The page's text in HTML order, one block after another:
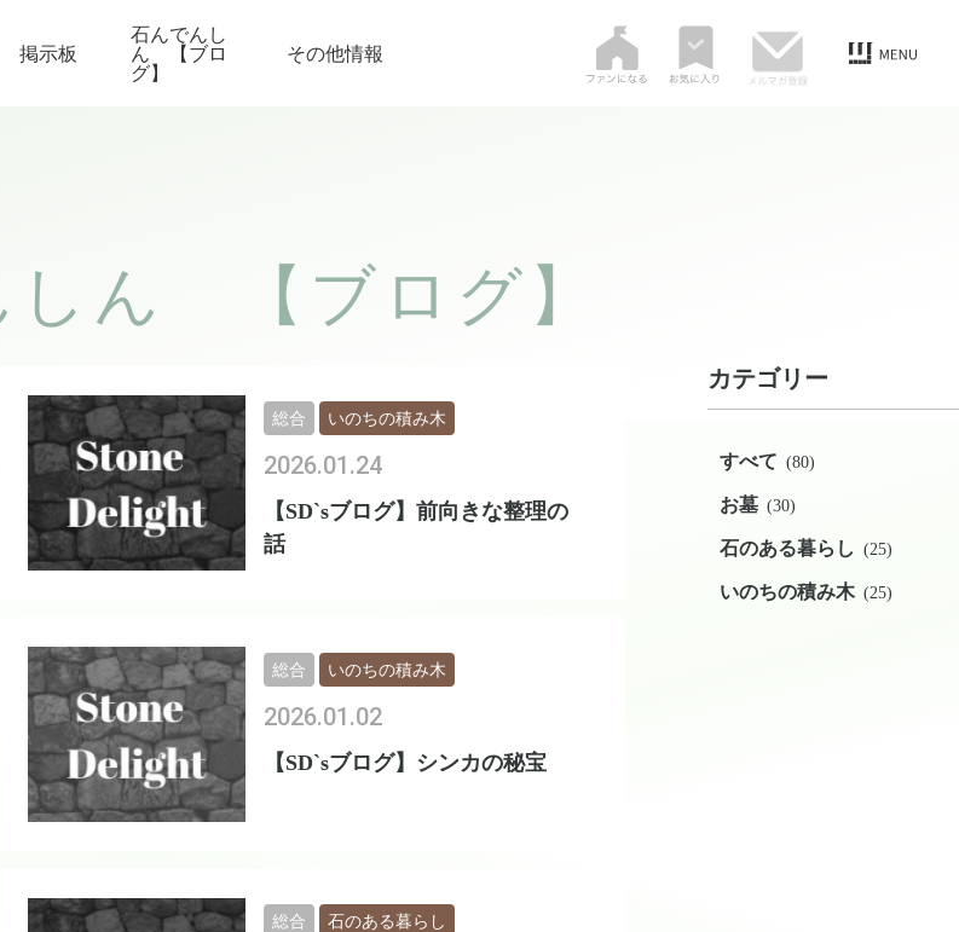
掲示板
石んでんし
ん 【ブロ
グ】
その他情報
しん 【ブログ】
【SD`sブログ】前向きな整理の
話
2026.01.24
総合 いのちの積み木
【SD`sブログ】シンカの秘宝
2026.01.02
総合 いのちの積み木
総合 石のある暮らし
カテゴリー
すべて (80)
お墓 (30)
石のある暮らし (25)
いのちの積み木 (25)